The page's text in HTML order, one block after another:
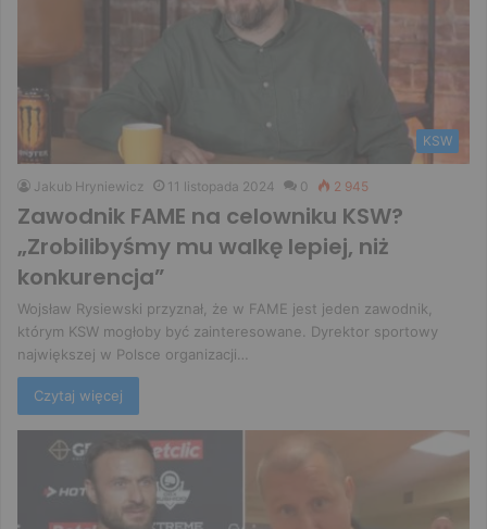
KSW
Jakub Hryniewicz 11 listopada 2024 0 2 945
Zawodnik FAME na celowniku KSW?
„Zrobilibyśmy mu walkę lepiej, niż
konkurencja”
Wojsław Rysiewski przyznał, że w FAME jest jeden zawodnik,
którym KSW mogłoby być zainteresowane. Dyrektor sportowy
największej w Polsce organizacji…
Czytaj więcej